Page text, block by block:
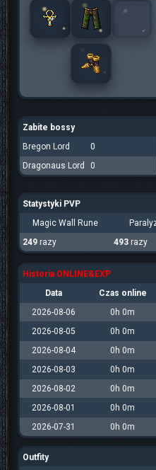
Zabite bossy
Bregon Lord
0
Dragonaus Lord
0
Statystyki PVP
Magic Wall Rune
249 razy 493 razy
Historia ONLINE&EXP
Data
Czas online
2026-08-06
0h 0m
2026-08-05
0h 0m
2026-08-04
0h 0m
2026-08-03
0h 0m
2026-08-02
0h 0m
2026-08-01
0h 0m
2026-07-31
0h 0m
Outfity